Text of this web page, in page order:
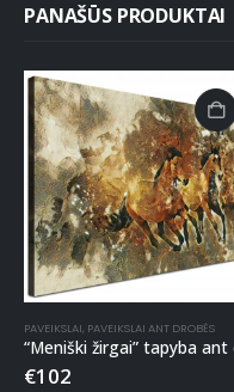
PANAŠŪS PRODUKTAI
PAVEIKSLAI, PAVEIKSLAI ANT DROBĖS
€102